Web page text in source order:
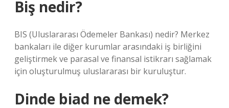
Biş nedir?
BIS (Uluslararası Ödemeler Bankası) nedir? Merkez
bankaları ile diğer kurumlar arasındaki iş birliğini
geliştirmek ve parasal ve finansal istikrarı sağlamak
için oluşturulmuş uluslararası bir kuruluştur.
Dinde biad ne demek?